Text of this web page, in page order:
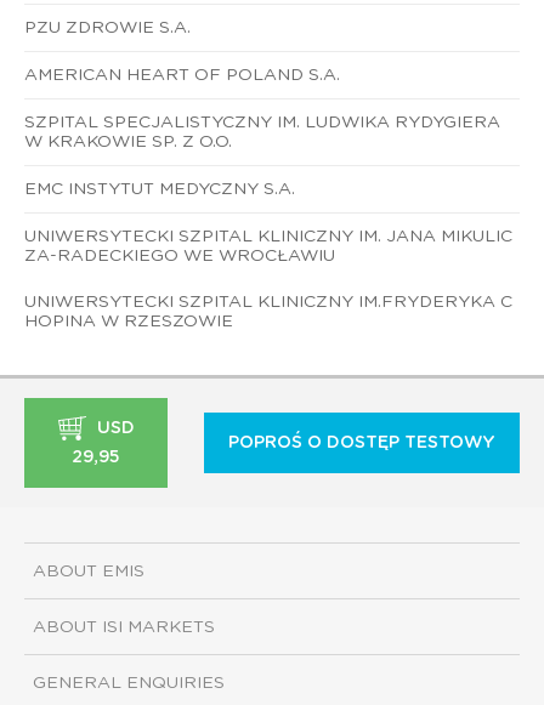
PZU ZDROWIE S.A.
AMERICAN HEART OF POLAND S.A.
SZPITAL SPECJALISTYCZNY IM. LUDWIKA RYDYGIERA
W KRAKOWIE SP. Z O.O.
EMC INSTYTUT MEDYCZNY S.A.
UNIWERSYTECKI SZPITAL KLINICZNY IM. JANA MIKULIC
ZA-RADECKIEGO WE WROCŁAWIU
UNIWERSYTECKI SZPITAL KLINICZNY IM.FRYDERYKA C
HOPINA W RZESZOWIE
USD
29,95
POPROŚ O DOSTĘP TESTOWY
ABOUT EMIS
ABOUT ISI MARKETS
GENERAL ENQUIRIES